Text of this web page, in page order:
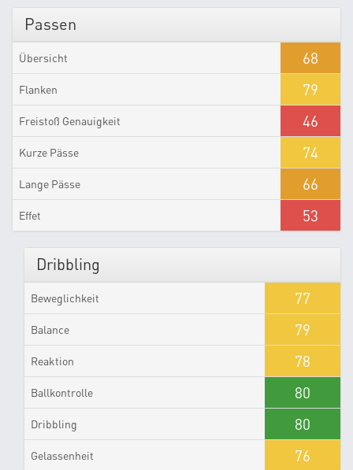
Passen
Übersicht 68
Flanken 79
Freistoß Genauigkeit 46
Kurze Pässe 74
Lange Pässe 66
Effet 53
Dribbling
Beweglichkeit 77
Balance 79
Reaktion 78
Ballkontrolle 80
Dribbling 80
Gelassenheit 76